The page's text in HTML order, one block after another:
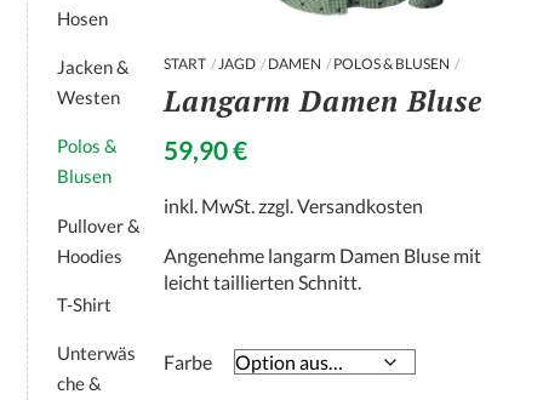
START JAGD DAMEN POLOS & BLUSEN
Langarm Damen Bluse
59,90€
inkl. MwSt.zzgl.Versandkosten
Angenehme langarm Damen Bluse mit
leicht taillierten Schnitt.
Farbe
Hosen
Jacken &
Westen
Polos &
Blusen
Pullover &
Hoodies
T-Shirt
Unterwäs
che &